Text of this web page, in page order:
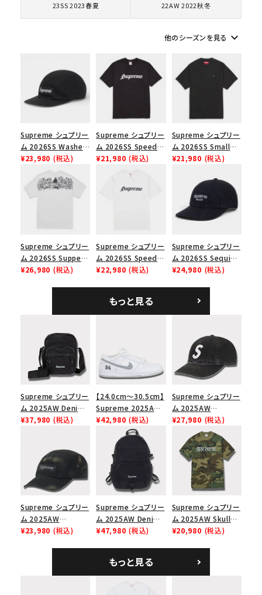
シーズンから探す
並び順
価格から探す
円 ～
在庫のない商品を表示する
絞り込んで検索する
23SS 2023春夏 22AW 2022秋冬
他のシーズンを見る keyboard_arrow_down
Supreme シュプリー
ム 2026SS Washed
Chino Twill Camp
Cap ウォッシュド チ
ノツイル キャンプキャ
ップ ブラック
¥23,980 (税込)
Supreme シュプリー
ム 2026SS Speed
Tee スピードTシャツ
¥21,980 (税込)
Supreme シュプリー
ム 2026SS Small
Box Tee スモールボ
¥21,980 (税込)
Supreme シュプリー
ム 2026SS Supper
Tee サパーTシャツ
¥26,980 (税込)
Supreme シュプリー
ム 2026SS Speed
Tee スピードTシャツ
¥22,980 (税込)
Supreme シュプリー
ム 2026SS Sequin
Denim Classic
シックロゴ 6パネルキ
ャップ ブラック
¥24,980 (税込)
もっと見る
Supreme シュプリー
ム 2025AW Denim
Shoulder Bag デニ
¥37,980 (税込)
【24.0cm～30.5cm】
Supreme 2025AW
Nike SB Dunk Low
ナイキ SB ダンク ロ
ー スニーカー ホワイ
¥42,980 (税込)
Supreme シュプリー
ム 2025AW
Pigment Coated
2-Tone S Logo 6-
Panel Cap ピグメン
トコーテッド 2トーン
エスロゴ 6パネルキャ
ップ ブラック
¥27,980 (税込)
Supreme シュプリー
ム 2025AW
Overdyed Camp
¥23,980 (税込)
Supreme シュプリー
ム 2025AW Denim
Backpack デニム バ
¥47,980 (税込)
Supreme シュプリー
ム 2025AW Skull
Tee スカル Tシャ
¥20,980 (税込)
もっと見る